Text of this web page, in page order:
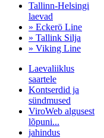
Tallinn-Helsingi
laevad
» Eckerö Line
» Tallink Silja
» Viking Line
Laevaliiklus
saartele
Kontserdid ja
sündmused
ViroWeb algusest
lõpuni...
jahindus